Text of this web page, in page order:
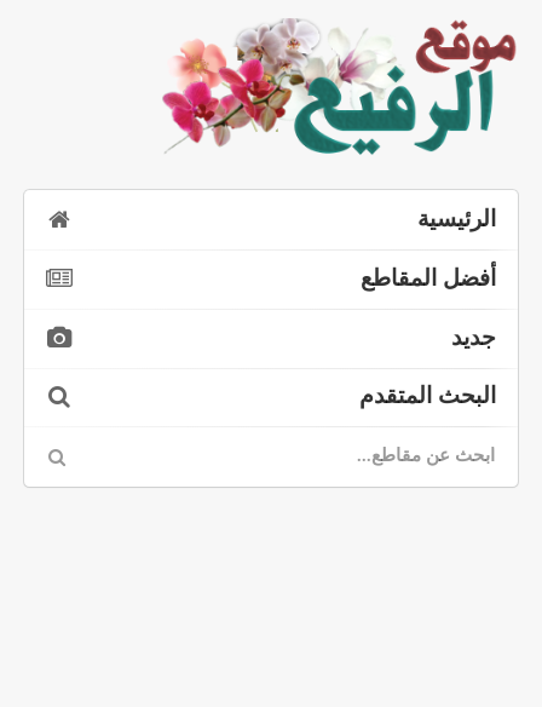
الرئيسية
أفضل المقاطع
جديد
البحث المتقدم